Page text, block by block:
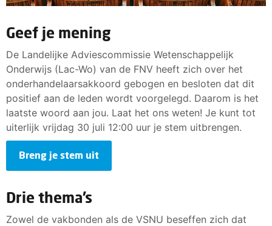
Geef je mening
De Landelijke Adviescommissie Wetenschappelijk
Onderwijs (Lac-Wo) van de FNV heeft zich over het
onderhandelaarsakkoord gebogen en besloten dat dit
positief aan de leden wordt voorgelegd. Daarom is het
laatste woord aan jou. Laat het ons weten! Je kunt tot
uiterlijk vrijdag 30 juli 12:00 uur je stem uitbrengen.
Breng je stem uit
Drie thema’s
Zowel de vakbonden als de VSNU beseffen zich dat